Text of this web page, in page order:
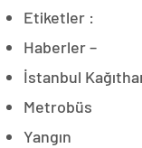
Etiketler :
Haberler –
İstanbul
Metrobüs
Yangın